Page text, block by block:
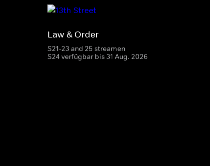
Law & Order
S21-23 and 25 streamen
S24 verfügbar bis 31 Aug. 2026